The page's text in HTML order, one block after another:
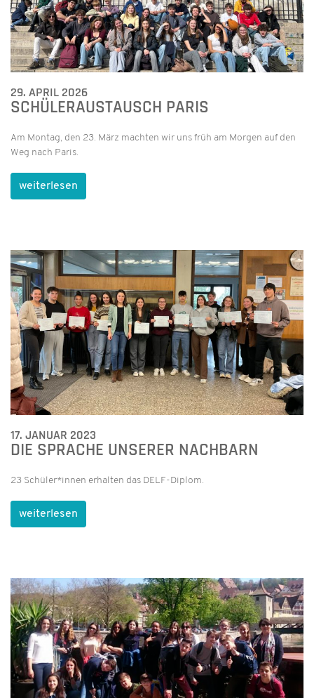
29. APRIL 2026
SCHÜLERAUSTAUSCH PARIS
Am Montag, den 23. März machten wir uns früh am Morgen auf den
Weg nach Paris.
weiterlesen
17. JANUAR 2023
DIE SPRACHE UNSERER NACHBARN
23 Schüler*innen erhalten das DELF-Diplom.
weiterlesen